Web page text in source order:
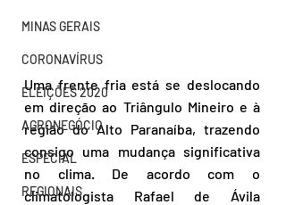
MINAS GERAIS
CORONAVÍRUS
ELEIÇÕES 2020
AGRONEGÓCIO
ESPECIAL
REGIONAIS
Uma frente fria está se deslocando
em direção ao Triângulo Mineiro e à
região do Alto Paranaíba, trazendo
consigo uma mudança significativa
no clima. De acordo com o
climatologista Rafael de Ávila